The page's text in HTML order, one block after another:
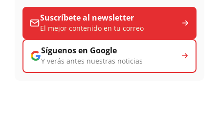
Suscríbete al newsletter
El mejor contenido en tu correo
Síguenos en Google
Y verás antes nuestras noticias